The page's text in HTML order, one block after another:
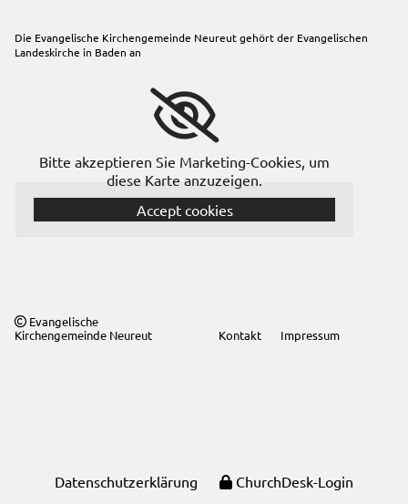
Die Evangelische Kirchengemeinde Neureut gehört der Evangelischen
Landeskirche in Baden an
Bitte akzeptieren Sie Marketing-Cookies, um
diese Karte anzuzeigen.
Accept cookies
 Evangelische
Kirchengemeinde Neureut
Kontakt Impressum
Datenschutzerklärung ChurchDesk-Login